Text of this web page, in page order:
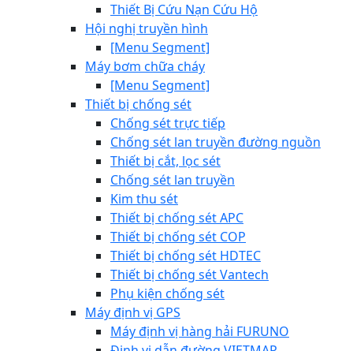
Thiết Bị Cứu Nạn Cứu Hộ
Hội nghị truyền hình
[Menu Segment]
Máy bơm chữa cháy
[Menu Segment]
Thiết bị chống sét
Chống sét trực tiếp
Chống sét lan truyền đường nguồn
Thiết bị cắt, lọc sét
Chống sét lan truyền
Kim thu sét
Thiết bị chống sét APC
Thiết bị chống sét COP
Thiết bị chống sét HDTEC
Thiết bị chống sét Vantech
Phụ kiện chống sét
Máy định vị GPS
Máy định vị hàng hải FURUNO